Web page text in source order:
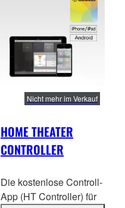
HOME THEATER
CONTROLLER
Nicht mehr im Verkauf
Die kostenlose Controll-
App (HT Controller) für